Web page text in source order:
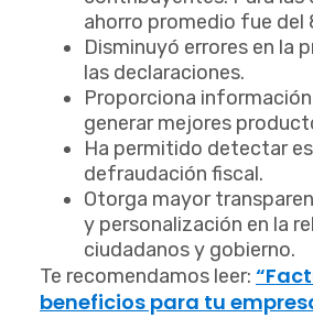
ahorro promedio fue del
Disminuyó errores en la
las declaraciones.
Proporciona información
generar mejores
Ha permitido detectar
defraudación fiscal.
Otorga mayor
y personalización en la
ciudadanos y gobierno.
Te recomendamos leer:
beneficios para tu